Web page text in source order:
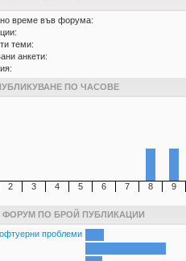
време във форума:
теми:
анкети:
ПО ЧАСОВЕ
2 3 4 5 6 7 8 9
ФОРУМ ПО БРОЙ ПУБЛИКАЦИИ
проблеми